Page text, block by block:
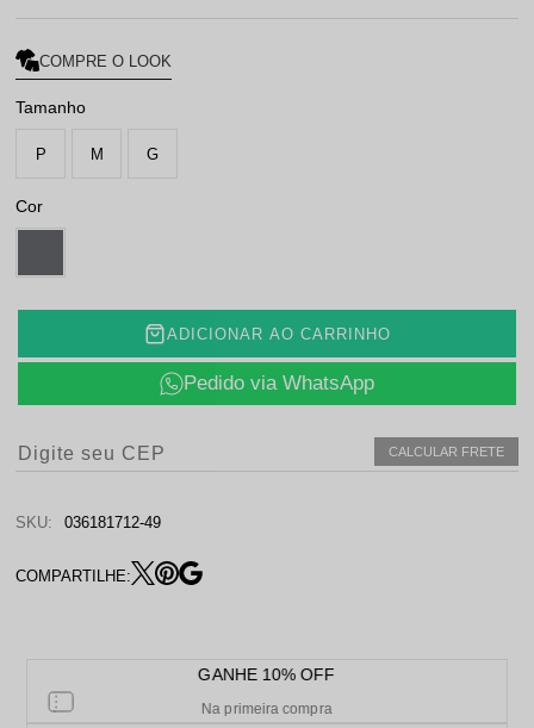
COMPRE O LOOK
Tamanho
P M G
Cor
ADICIONAR AO CARRINHO
Pedido via WhatsApp
CALCULAR FRETE
SKU: 036181712-49
COMPARTILHE:
GANHE 10% OFF
Na primeira compra